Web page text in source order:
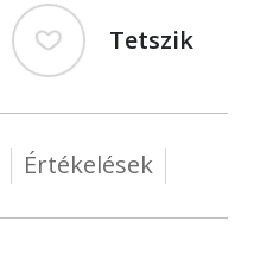
Tetszik
Értékelések